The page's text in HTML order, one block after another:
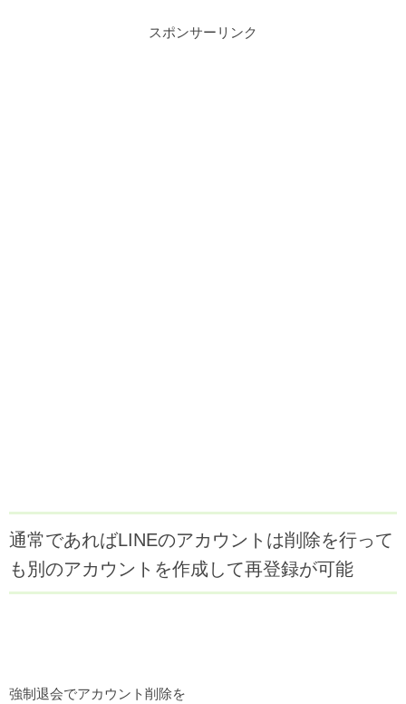
スポンサーリンク
通常であればLINEのアカウントは削除を行って
も別のアカウントを作成して再登録が可能
強制退会でアカウント削除を